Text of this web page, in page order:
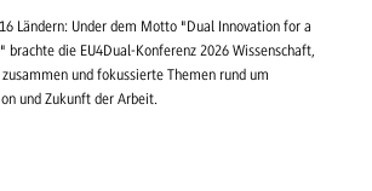
Ländern: Under dem Motto "Dual Innovation for a
brachte die EU4Dual-Konferenz 2026 Wissenschaft,
und fokussierte Themen rund um
und Zukunft der Arbeit.